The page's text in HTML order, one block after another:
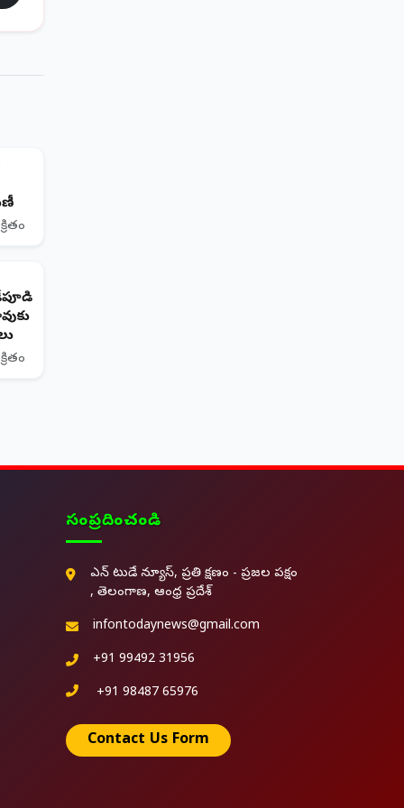
సంప్రదించండి
ఎన్ టుడే న్యూస్, ప్రతి క్షణం - ప్రజల పక్షం
, తెలంగాణ, ఆంధ్ర ప్రదేశ్
infontodaynews@gmail.com
+91 99492 31956
+91 98487 65976
Contact Us Form